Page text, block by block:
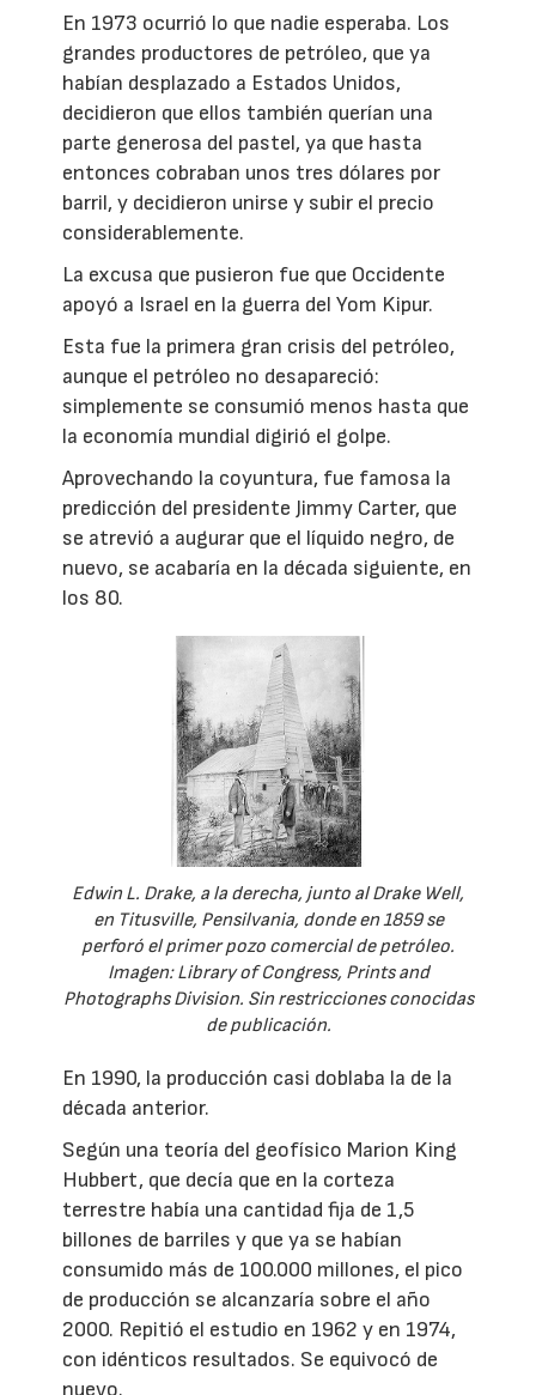
En 1973 ocurrió lo que nadie esperaba. Los
grandes productores de petróleo, que ya
habían desplazado a Estados Unidos,
decidieron que ellos también querían una
parte generosa del pastel, ya que hasta
entonces cobraban unos tres dólares por
barril, y decidieron unirse y subir el precio
considerablemente.
La excusa que pusieron fue que Occidente
apoyó a Israel en la guerra del Yom Kipur.
Esta fue la primera gran crisis del petróleo,
aunque el petróleo no desapareció:
simplemente se consumió menos hasta que
la economía mundial digirió el golpe.
Aprovechando la coyuntura, fue famosa la
predicción del presidente Jimmy Carter, que
se atrevió a augurar que el líquido negro, de
nuevo, se acabaría en la década siguiente, en
los 80.
Edwin L. Drake, a la derecha, junto al Drake Well,
en Titusville, Pensilvania, donde en 1859 se
perforó el primer pozo comercial de petróleo.
Imagen: Library of Congress, Prints and
Photographs Division. Sin restricciones conocidas
de publicación.
En 1990, la producción casi doblaba la de la
década anterior.
Según una teoría del geofísico Marion King
Hubbert, que decía que en la corteza
terrestre había una cantidad fija de 1,5
billones de barriles y que ya se habían
consumido más de 100.000 millones, el pico
de producción se alcanzaría sobre el año
2000. Repitió el estudio en 1962 y en 1974,
con idénticos resultados. Se equivocó de
nuevo.